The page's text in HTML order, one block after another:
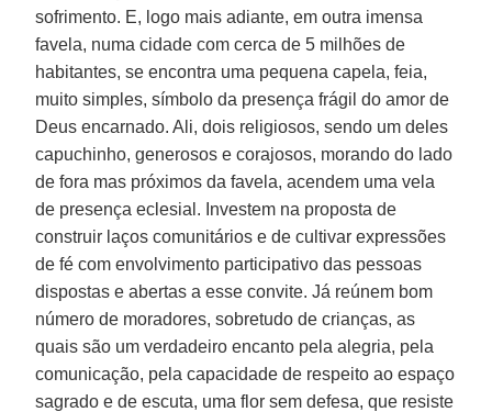
sofrimento. E, logo mais adiante, em outra imensa
favela, numa cidade com cerca de 5 milhões de
habitantes, se encontra uma pequena capela, feia,
muito simples, símbolo da presença frágil do amor de
Deus encarnado. Ali, dois religiosos, sendo um deles
capuchinho, generosos e corajosos, morando do lado
de fora mas próximos da favela, acendem uma vela
de presença eclesial. Investem na proposta de
construir laços comunitários e de cultivar expressões
de fé com envolvimento participativo das pessoas
dispostas e abertas a esse convite. Já reúnem bom
número de moradores, sobretudo de crianças, as
quais são um verdadeiro encanto pela alegria, pela
comunicação, pela capacidade de respeito ao espaço
sagrado e de escuta, uma flor sem defesa, que resiste